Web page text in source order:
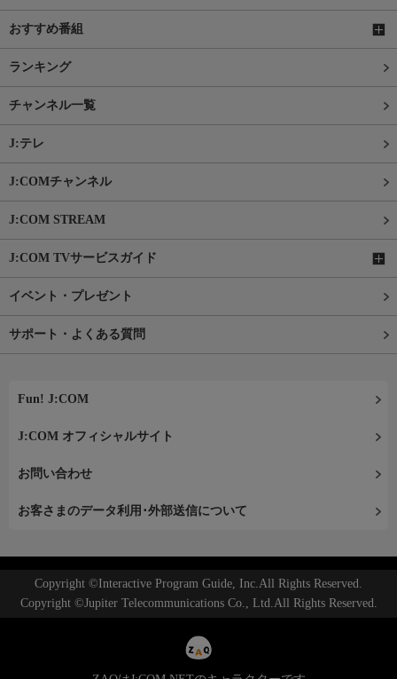
おすすめ番組
ランキング
チャンネル一覧
J:テレ
J:COMチャンネル
J:COM STREAM
J:COM TVサービスガイド
イベント・プレゼント
サポート・よくある質問
Fun! J:COM
J:COM オフィシャルサイト
お問い合わせ
お客さまのデータ利用･外部送信について
Copyright ©Interactive Program Guide, Inc.All Rights Reserved.
Copyright ©Jupiter Telecommunications Co., Ltd.All Rights Reserved.